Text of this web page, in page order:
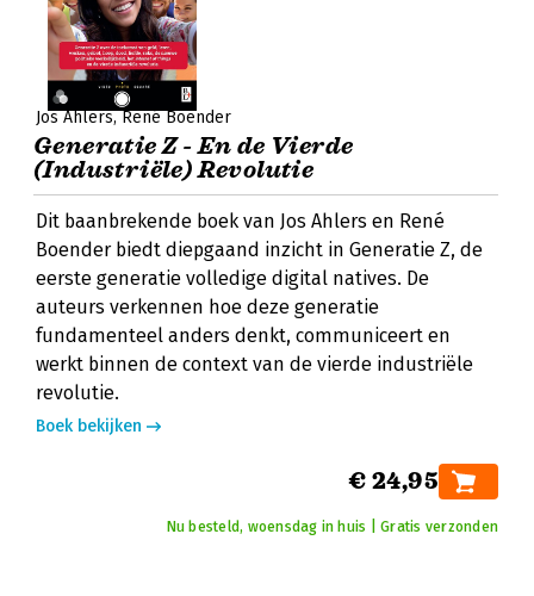
Jos Ahlers René Boender
Generatie Z - En de Vierde
(Industriële) Revolutie
Dit baanbrekende boek van Jos Ahlers en René
Boender biedt diepgaand inzicht in Generatie Z, de
eerste generatie volledige digital natives. De
auteurs verkennen hoe deze generatie
fundamenteel anders denkt, communiceert en
werkt binnen de context van de vierde industriële
revolutie.
Boek bekijken
€ 24,95
Nu besteld, woensdag in huis | Gratis verzonden